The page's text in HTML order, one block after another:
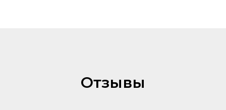
Отзывы